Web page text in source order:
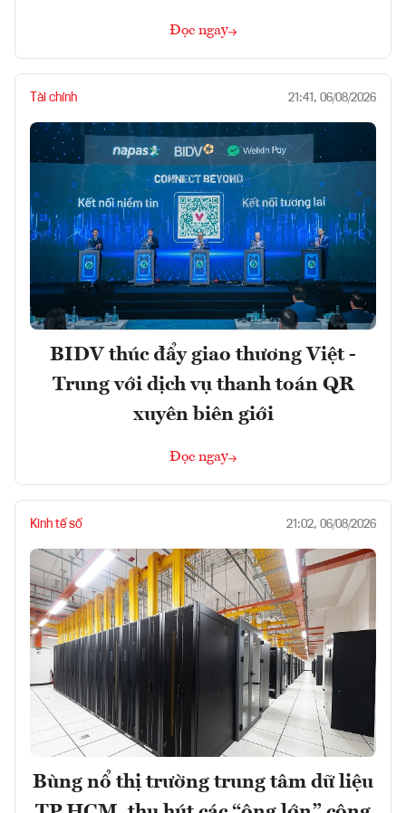
Đọc ngay
Tài chính 21:41, 06/08/2026
BIDV thúc đẩy giao thương Việt -
Trung với dịch vụ thanh toán QR
xuyên biên giới
Đọc ngay
Kinh tế số 21:02, 06/08/2026
Bùng nổ thị trường trung tâm dữ liệu